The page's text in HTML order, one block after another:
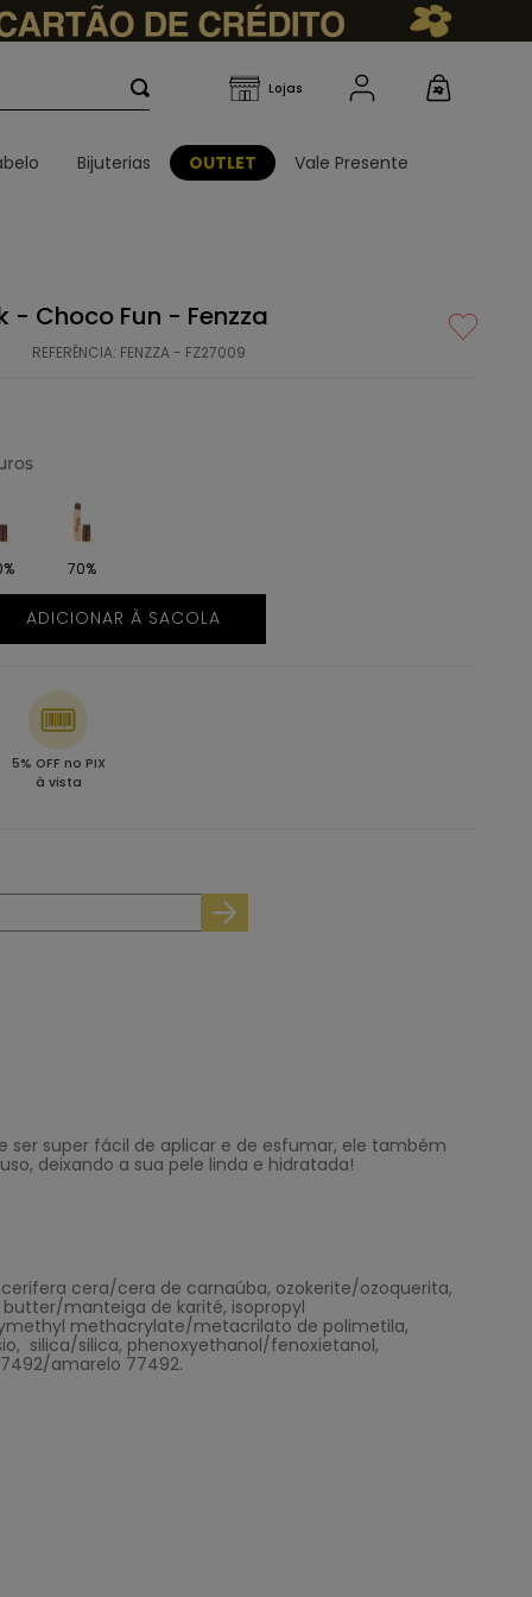
Bijuterias OUTLET Vale Presente
- Choco Fun - Fenzza
REFERÊNCIA: FENZZA - FZ27009
70%
ADICIONAR À SACOLA
5% OFF no PIX
à vista
super fácil de aplicar e de esfumar, ele também
deixando a sua pele linda e hidratada!
cera/cera de carnaúba, ozokerite/ozoquerita,
manteiga de karité, isopropyl
methacrylate/metacrilato de polimetila,
silica/silica, phenoxyethanol/fenoxietanol,
amarelo 77492.